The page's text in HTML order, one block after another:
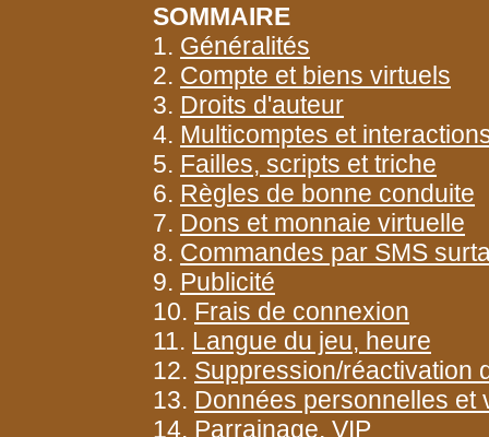
SOMMAIRE
1. Généralités
2. Compte et biens virtuels
3. Droits d'auteur
4. Multicomptes et
5. Failles, scripts et triche
6. Règles de bonne conduite
7. Dons et monnaie virtuelle
8. Commandes par SMS
9. Publicité
10. Frais de connexion
11. Langue du jeu, heure
12. Suppression/réactivation
13. Données personnelles et
14. Parrainage, VIP